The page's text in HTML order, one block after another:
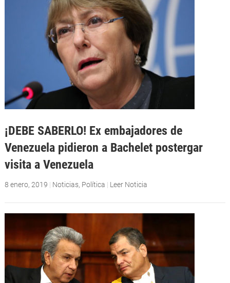
¡DEBE SABERLO! Ex embajadores de
Venezuela pidieron a Bachelet postergar
visita a Venezuela
8 enero, 2019 | Noticias, Política | Leer Noticia